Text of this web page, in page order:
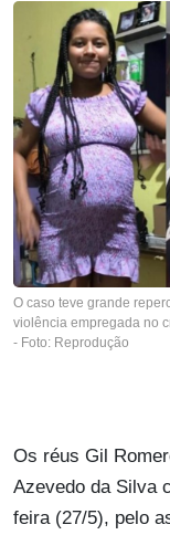
O caso teve grande
violência empregada no
- Foto: Reprodução
Os réus Gil
Azevedo da Silva
feira (27/5), pelo